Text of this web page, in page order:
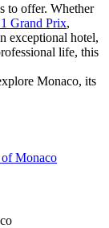
to offer. Whether
Grand Prix,
exceptional hotel,
life, this
Monaco, its